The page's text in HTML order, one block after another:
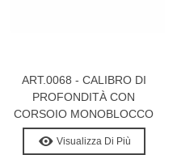
ART.0068 - CALIBRO DI
PROFONDITÀ CON
CORSOIO MONOBLOCCO
Visualizza Di Più